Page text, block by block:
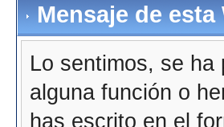
Mensaje de esta
Lo sentimos, se ha
alguna función o
has escrito en el